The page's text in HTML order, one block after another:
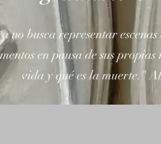
no busca representar
en pausa de sus
vida y qué es la muerte."